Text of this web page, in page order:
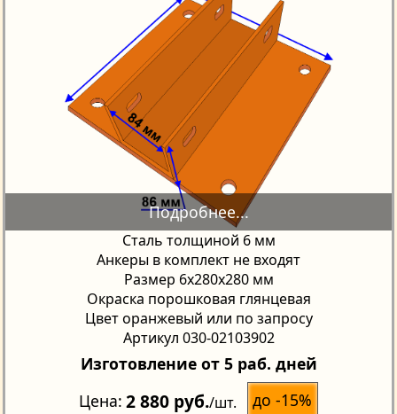
Сталь толщиной 6 мм
Анкеры в комплект не входят
Размер 6х280х280 мм
Окраска порошковая глянцевая
Цвет оранжевый или по запросу
Артикул 030-02103902
Изготовление от 5 раб. дней
Цена 2 880 руб./шт. до -15%